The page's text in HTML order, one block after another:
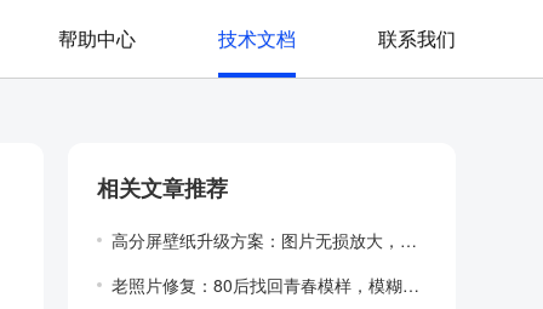
帮助中心 技术文档 联系我们
相关文章推荐
高分屏壁纸升级方案：图片无损放大，一键适...
老照片修复：80后找回青春模样，模糊旧照...